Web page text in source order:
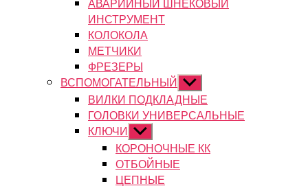
ИНСТРУМЕНТ
КОЛОКОЛА
МЕТЧИКИ
ФРЕЗЕРЫ
ВСПОМОГАТЕЛЬНЫЙ Показывать
подменю
ВИЛКИ ПОДКЛАДНЫЕ
ГОЛОВКИ УНИВЕРСАЛЬНЫЕ
КЛЮЧИ Показывать
подменю
КОРОНОЧНЫЕ КК
ОТБОЙНЫЕ
ЦЕПНЫЕ